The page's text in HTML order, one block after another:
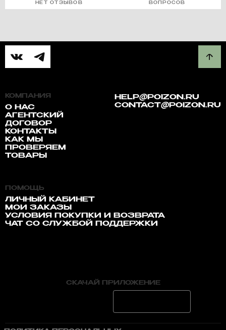
НЕТ ОТЗЫВОВ ВОПРОСОВ
КОМПАНИЯ
О НАС
АГЕНТСКИЙ
ДОГОВОР
КОНТАКТЫ
КАК МЫ
ПРОВЕРЯЕМ
ТОВАРЫ
HELP@POIZON.RU
CONTACT@POIZON.RU
ПОМОЩЬ
ЛИЧНЫЙ КАБИНЕТ
МОИ ЗАКАЗЫ
УСЛОВИЯ ПОКУПКИ И ВОЗВРАТА
ЧАТ СО СЛУЖБОЙ ПОДДЕРЖКИ
СКАЧАЙ ПРИЛОЖЕНИЕ